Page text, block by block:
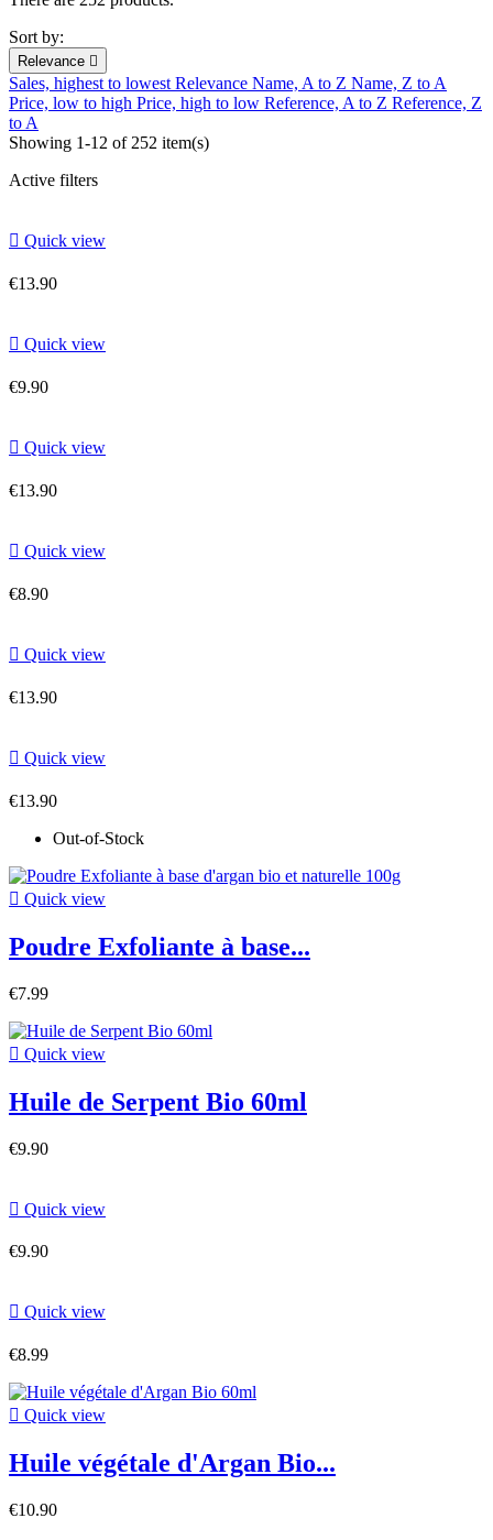
Sort by:
Relevance 
Sales, highest to lowestRelevance Name, A to Z Name, Z to A
Price, low to high Price, high to low Reference, A to Z Reference, Z
to A
Showing 1-12 of 252 item(s)
Active filters
 Quick view
€13.90
 Quick view
€9.90
 Quick view
€13.90
 Quick view
€8.90
 Quick view
€13.90
 Quick view
€13.90
Out-of-Stock
 Quick view
Poudre Exfoliante à base...
€7.99
 Quick view
Huile de Serpent Bio 60ml
€9.90
 Quick view
€9.90
 Quick view
€8.99
 Quick view
Huile végétale d'Argan Bio...
€10.90